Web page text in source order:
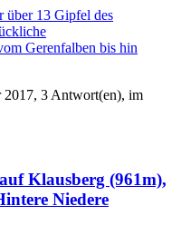
über 13 Gipfel des
Gerenfalben bis hin
2017, 3 Antwort(en), im
Klausberg (961m),
Niedere